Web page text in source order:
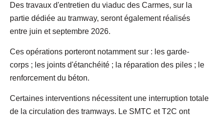
Des travaux d'entretien du viaduc des Carmes, sur la
partie dédiée au tramway, seront également réalisés
entre juin et septembre 2026.
Ces opérations porteront notamment sur : les garde-
corps ; les joints d'étanchéité ; la réparation des piles ; le
renforcement du béton.
Certaines interventions nécessitent une interruption totale
de la circulation des tramways. Le SMTC et T2C ont